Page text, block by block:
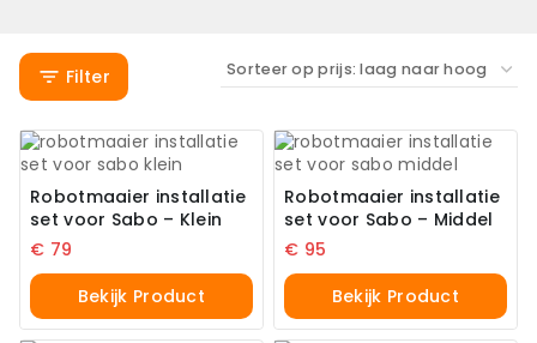
Filter
Robotmaaier installatie
set voor Sabo – Klein
€ 79
Bekijk Product
Robotmaaier installatie
set voor Sabo – Middel
€ 95
Bekijk Product